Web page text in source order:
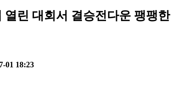
열린 대회서 결승전다운 팽팽
01 18:23